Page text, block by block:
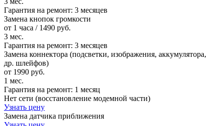
Гарантия на ремонт: 3 месяцев
Замена кнопок громкости
от 1 часа / 1490 руб.
3 мес.
Гарантия на ремонт: 3 месяцев
Замена коннектора (подсветки, изображения, аккумулятора,
др. шлейфов)
от 1990 руб.
1 мес.
Гарантия на ремонт: 1 месяц
Нет сети (восстановление модемной части)
Узнать цену
Замена датчика приближения